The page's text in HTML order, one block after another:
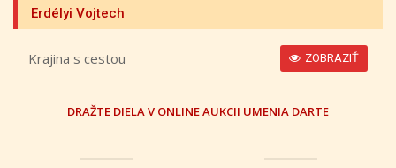
Erdélyi Vojtech
Krajina s cestou ZOBRAZIŤ
DRAŽTE DIELA V ONLINE AUKCII UMENIA DARTE